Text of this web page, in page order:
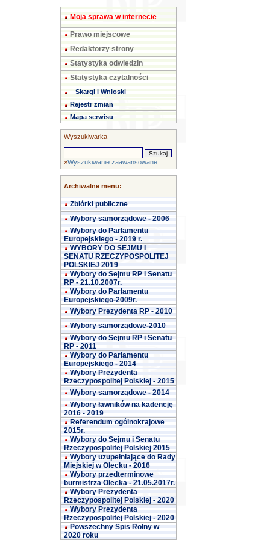
Moja sprawa w internecie
Prawo miejscowe
Redaktorzy strony
Statystyka odwiedzin
Statystyka czytalności
Skargi i Wnioski
Rejestr zmian
Mapa serwisu
Wyszukiwarka
»Wyszukiwanie zaawansowane
Archiwalne menu:
Zbiórki publiczne
Wybory samorządowe - 2006
Wybory do Parlamentu
Europejskiego - 2019 r.
WYBORY DO SEJMU I
SENATU RZECZYPOSPOLITEJ
POLSKIEJ 2019
Wybory do Sejmu RP i Senatu
RP - 21.10.2007r.
Wybory do Parlamentu
Europejskiego-2009r.
Wybory Prezydenta RP - 2010
Wybory samorządowe-2010
Wybory do Sejmu RP i Senatu
RP - 2011
Wybory do Parlamentu
Europejskiego - 2014
Wybory Prezydenta
Rzeczypospolitej Polskiej - 2015
Wybory samorządowe - 2014
Wybory ławników na kadencję
2016 - 2019
Referendum ogólnokrajowe
2015r.
Wybory do Sejmu i Senatu
Rzeczypospolitej Polskiej 2015
Wybory uzupełniające do Rady
Miejskiej w Olecku - 2016
Wybory przedterminowe
burmistrza Olecka - 21.05.2017r.
Wybory Prezydenta
Rzeczypospolitej Polskiej - 2020
Wybory Prezydenta
Rzeczypospolitej Polskiej - 2020
Powszechny Spis Rolny w
2020 roku